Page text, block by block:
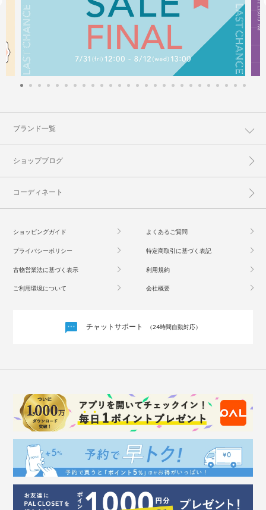
ブランド一覧
ショップブログ
コーディネート
ショッピングガイド よくあるご質問
プライバシーポリシー 特定商取引に基づく表記
古物営業法に基づく表示 利用規約
ご利用環境について 会社概要
チャットサポート （24時間自動対応）